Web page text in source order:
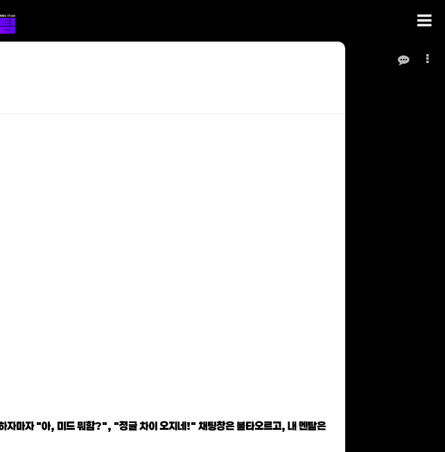
자마자 "아, 미드 뭐함?", "정글 차이 오지네!" 채팅창은 불타오르고, 내 멘탈은